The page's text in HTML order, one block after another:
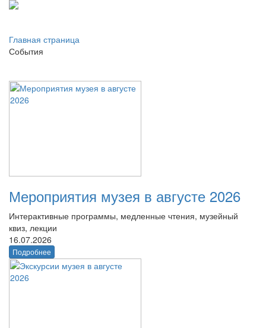
Главная страница
События
Мероприятия музея в августе 2026
Интерактивные программы, медленные чтения, музейный
квиз, лекции
16.07.2026
Подробнее